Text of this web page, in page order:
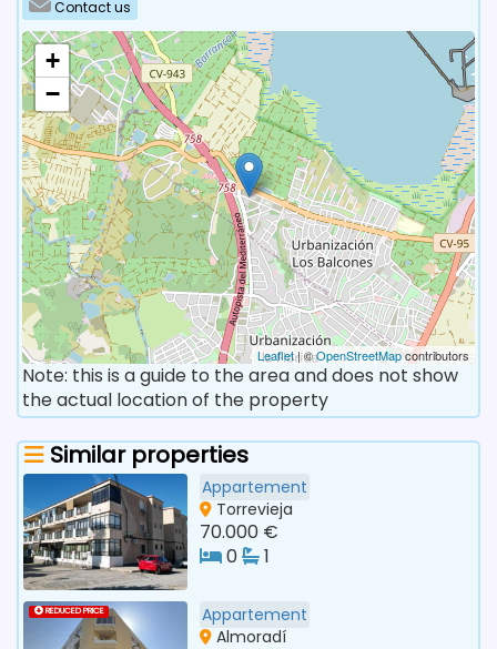
Contact us
+
−
Leaflet| ©OpenStreetMapcontributors
Note: this is a guide to the area and does not show
the actual location of the property
Similar properties
Appartement
Torrevieja
70.000 €
0
1
REDUCED PRICE
Appartement
Almoradí